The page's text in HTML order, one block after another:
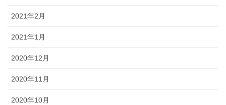
2021年2月
2021年1月
2020年12月
2020年11月
2020年10月